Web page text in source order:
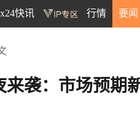
快讯 行情 要闻
来袭：市场预期